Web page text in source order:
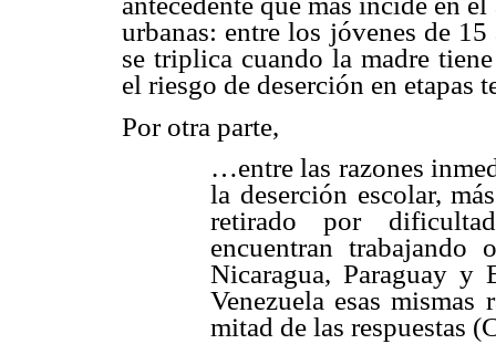
urbanas: entre los jóvenes de
se triplica cuando la madre
el riesgo de deserción en etapas
Por otra parte,
…entre las razones
la deserción escolar,
retirado por
encuentran
Nicaragua, Paraguay
Venezuela esas mismas
mitad de las respuestas